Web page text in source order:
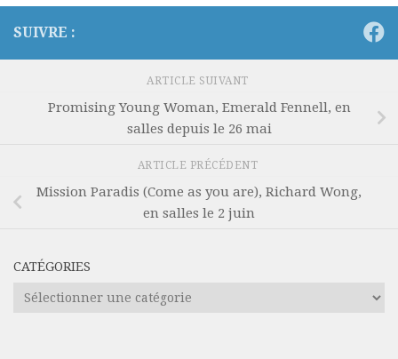
SUIVRE :
ARTICLE SUIVANT
Promising Young Woman, Emerald Fennell, en
salles depuis le 26 mai
ARTICLE PRÉCÉDENT
Mission Paradis (Come as you are), Richard Wong,
en salles le 2 juin
CATÉGORIES
Catégories